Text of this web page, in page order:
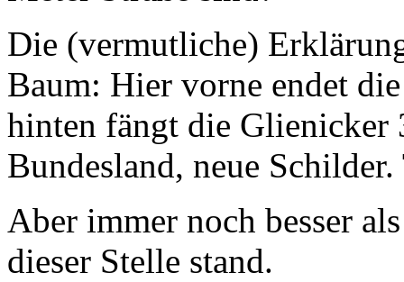
Die (vermutliche)
Baum: Hier vorne endet
hinten fängt die Glienicker
Bundesland, neue
Aber immer noch besser
dieser Stelle stand.